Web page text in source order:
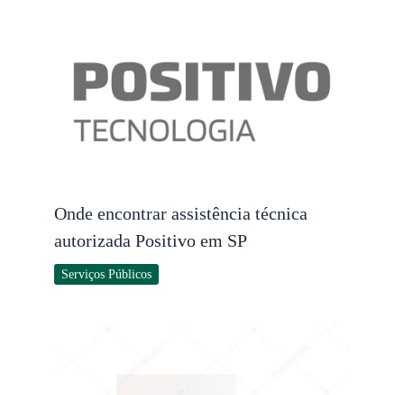
Onde encontrar assistência técnica
autorizada Positivo em SP
Serviços Públicos